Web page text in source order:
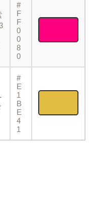
#
F
F
0
0
8
0
#
E
1
B
E
4
1